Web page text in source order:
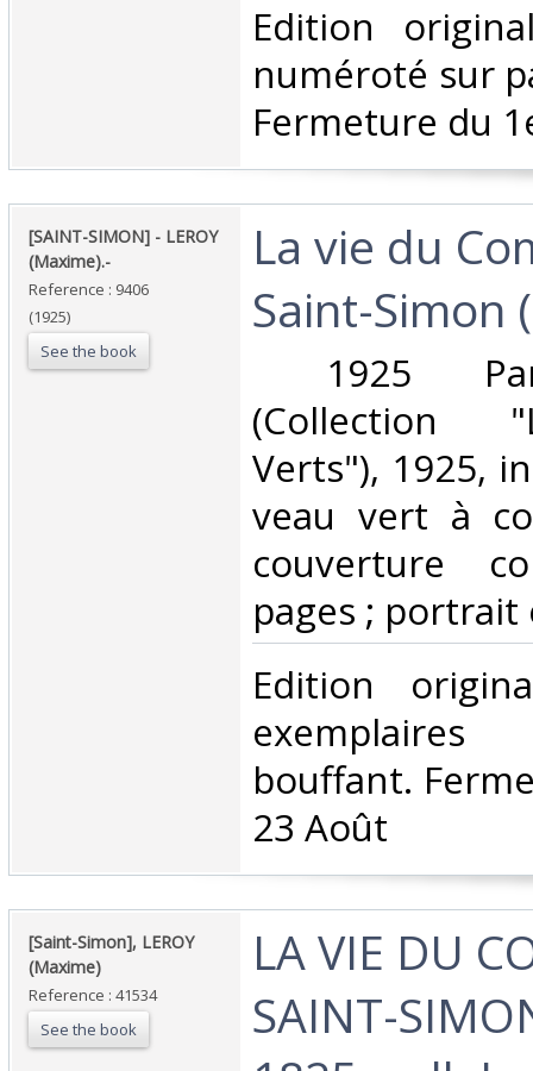
‎Edition
numéroté sur
Fermeture du
‎[SAINT-SIMON] - LEROY
(Maxime).-‎
Reference : 9406
(1925)
See the book
‎La vie du
Saint-Simon
1925
(Collection
Verts"), 1925,
veau vert à
couverture
pages ; portrait
‎Edition
bouffant.
23 Août‎
‎[Saint-Simon], LEROY
(Maxime)‎
Reference : 41534
See the book
‎LA VIE DU
SAINT-